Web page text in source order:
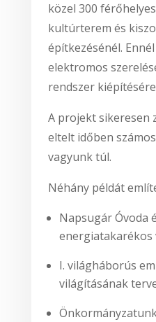
közel 300
kultúrterem és
építkezésénél.
elektromos
rendszer
A projekt sikeresen
eltelt időben
vagyunk túl.
Néhány példát
Napsugár Óvoda
energiatakarékos
I. világháborús
világításának